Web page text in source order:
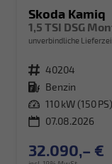
Skoda Kamiq
1,5 TSI DSG
unverbindliche
Fahrzeugnr. 40204
Kraftstoff Benzin
Leistung 110 kW (150 PS)
07.08.2026
32.090,– €